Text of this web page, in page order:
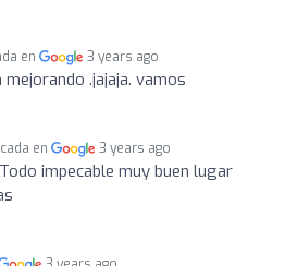
en 3 years ago
mejorando .jajaja. vamos
en 3 years ago
Todo impecable muy buen lugar